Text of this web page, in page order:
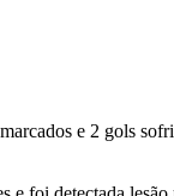
e 2 gols